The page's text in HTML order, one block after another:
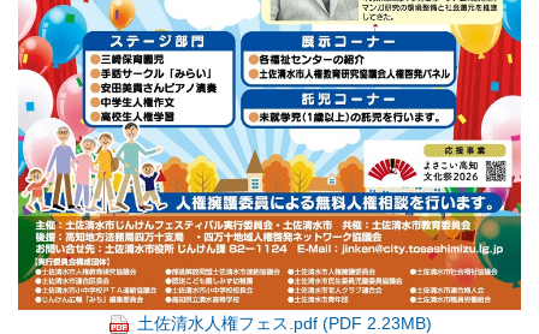
土佐清水人権フェス.pdf (PDF 2.23MB)